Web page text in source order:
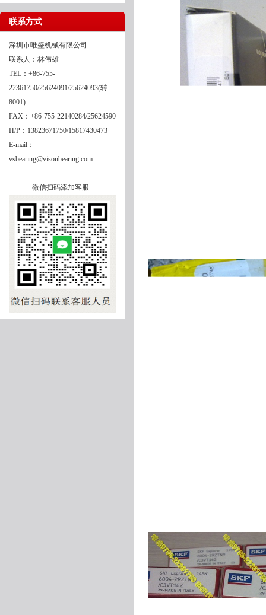
联系方式
深圳市唯盛机械有限公司
联系人：林伟雄
TEL：+86-755-
22361750/25624091/25624093(转
8001)
FAX：+86-755-22140284/25624590
H/P：13823671750/15817430473
E-mail：
vsbearing@visonbearing.com
微信扫码添加客服